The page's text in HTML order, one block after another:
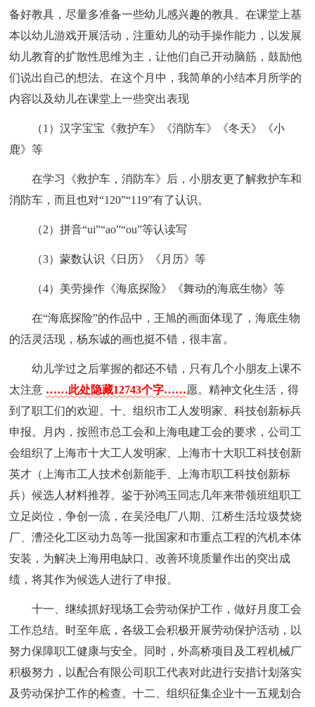
备好教具，尽量多准备一些幼儿感兴趣的教具。在课堂上基
本以幼儿游戏开展活动，注重幼儿的动手操作能力，以发展
幼儿教育的扩散性思维为主，让他们自己开动脑筋，鼓励他
们说出自己的想法。在这个月中，我简单的小结本月所学的
内容以及幼儿在课堂上一些突出表现
（1）汉字宝宝《救护车》《消防车》《冬天》《小
鹿》等
在学习《救护车，消防车》后，小朋友更了解救护车和
消防车，而且也对“120”“119”有了认识。
（2）拼音“ui”“ao”“ou”等认读写
（3）蒙数认识《日历》《月历》等
（4）美劳操作《海底探险》《舞动的海底生物》等
在“海底探险”的作品中，王旭的画面体现了，海底生物
的活灵活现，杨东诚的画也挺不错，很丰富。
幼儿学过之后掌握的都还不错，只有几个小朋友上课不
太注意 ……此处隐藏12743个字……愿。精神文化生活，得
到了职工们的欢迎。十、组织市工人发明家、科技创新标兵
申报。月内，按照市总工会和上海电建工会的要求，公司工
会组织了上海市十大工人发明家、上海市十大职工科技创新
英才（上海市工人技术创新能手、上海市职工科技创新标
兵）候选人材料推荐。鉴于孙鸿玉同志几年来带领班组职工
立足岗位，争创一流，在吴泾电厂八期、江桥生活垃圾焚烧
厂、漕泾化工区动力岛等一批国家和市重点工程的汽机本体
安装，为解决上海用电缺口、改善环境质量作出的突出成
绩，将其作为候选人进行了申报。
十一、继续抓好现场工会劳动保护工作，做好月度工会
工作总结。时至年底，各级工会积极开展劳动保护活动，以
努力保障职工健康与安全。同时，外高桥项目及工程机械厂
积极努力，以配合有限公司职工代表对此进行安措计划落实
及劳动保护工作的检查。十二、组织征集企业十一五规划合